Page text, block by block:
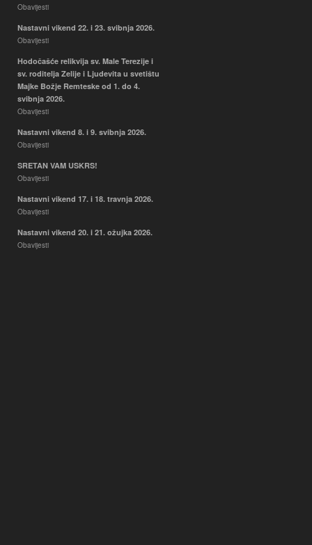
Obavijesti
Nastavni vikend 22. i 23. svibnja 2026.
Obavijesti
Hodočašće relikvija sv. Male Terezije i
sv. roditelja Zelije i Ljudevita u svetištu
Majke Božje Remteske od 1. do 4.
svibnja 2026.
Obavijesti
Nastavni vikend 8. i 9. svibnja 2026.
Obavijesti
SRETAN VAM USKRS!
Obavijesti
Nastavni vikend 17. i 18. travnja 2026.
Obavijesti
Nastavni vikend 20. i 21. ožujka 2026.
Obavijesti